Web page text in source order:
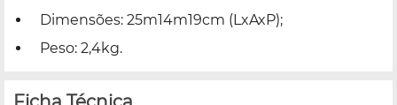
Dimensões: 25m14m19cm (LxAxP);
Peso: 2,4kg.